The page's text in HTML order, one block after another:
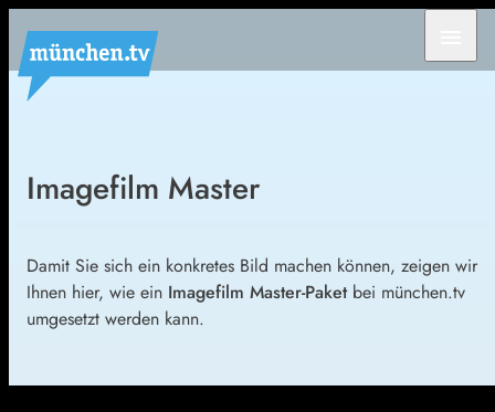
Imagefilm Master
Damit Sie sich ein konkretes Bild machen können, zeigen wir
Ihnen hier, wie ein Imagefilm Master-Paketbei münchen.tv
umgesetzt werden kann.